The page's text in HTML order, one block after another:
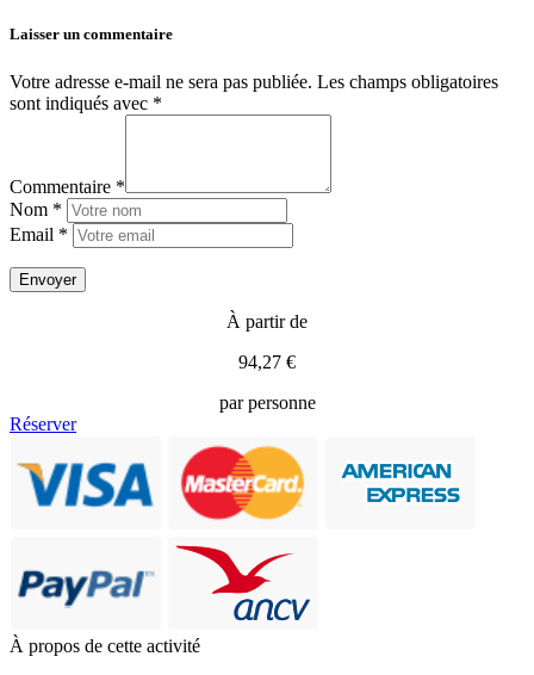
Laisser un commentaire
Votre adresse e-mail ne sera pas publiée. Les champs obligatoires
sont indiqués avec *
Commentaire *
Nom *
Email *
À partir de
94,27 €
par personne
Réserver
À propos de cette activité